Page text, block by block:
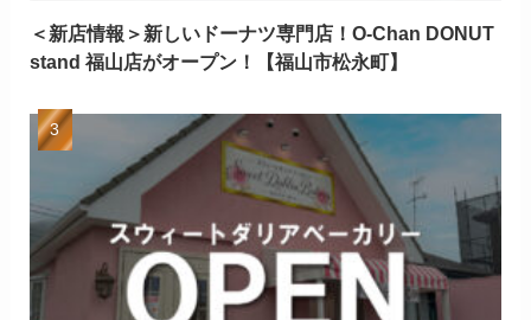
＜新店情報＞新しいドーナツ専門店！O-Chan DONUT
stand 福山店がオープン！【福山市松永町】